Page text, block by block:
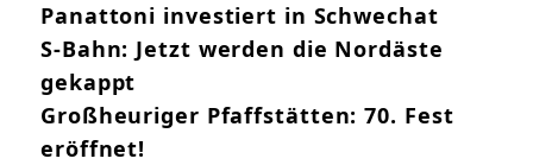
Panattoni investiert in Schwechat
S-Bahn: Jetzt werden die Nordäste
gekappt
Großheuriger Pfaffstätten: 70. Fest
eröffnet!